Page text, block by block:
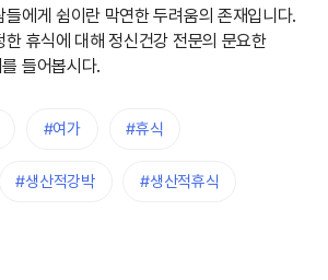
들에게 쉼이란 막연한 두려움의 존재입니다.
한 휴식에 대해 정신건강 전문의 문요한
들어봅시다.
#여가 #휴식
#생산적강박 #생산적휴식